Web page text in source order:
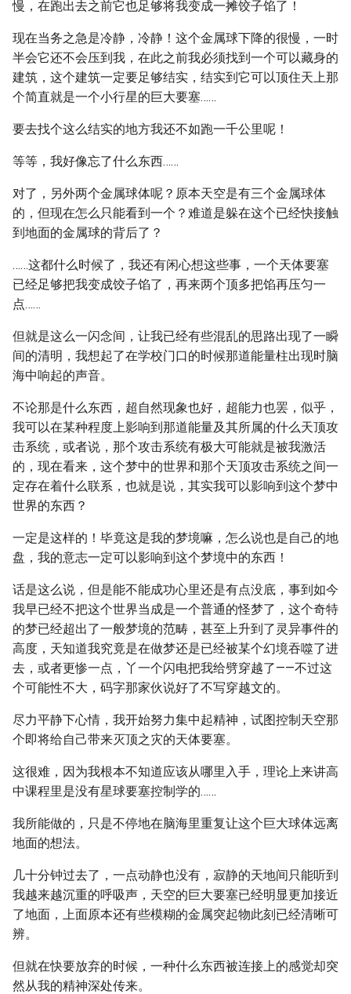
慢，在跑出去之前它也足够将我变成一摊饺子馅了！
现在当务之急是冷静，冷静！这个金属球下降的很慢，一时
半会它还不会压到我，在此之前我必须找到一个可以藏身的
建筑，这个建筑一定要足够结实，结实到它可以顶住天上那
个简直就是一个小行星的巨大要塞……
要去找个这么结实的地方我还不如跑一千公里呢！
等等，我好像忘了什么东西……
对了，另外两个金属球体呢？原本天空是有三个金属球体
的，但现在怎么只能看到一个？难道是躲在这个已经快接触
到地面的金属球的背后了？
……这都什么时候了，我还有闲心想这些事，一个天体要塞
已经足够把我变成饺子馅了，再来两个顶多把馅再压匀一
点……
但就是这么一闪念间，让我已经有些混乱的思路出现了一瞬
间的清明，我想起了在学校门口的时候那道能量柱出现时脑
海中响起的声音。
不论那是什么东西，超自然现象也好，超能力也罢，似乎，
我可以在某种程度上影响到那道能量及其所属的什么天顶攻
击系统，或者说，那个攻击系统有极大可能就是被我激活
的，现在看来，这个梦中的世界和那个天顶攻击系统之间一
定存在着什么联系，也就是说，其实我可以影响到这个梦中
世界的东西？
一定是这样的！毕竟这是我的梦境嘛，怎么说也是自己的地
盘，我的意志一定可以影响到这个梦境中的东西！
话是这么说，但是能不能成功心里还是有点没底，事到如今
我早已经不把这个世界当成是一个普通的怪梦了，这个奇特
的梦已经超出了一般梦境的范畴，甚至上升到了灵异事件的
高度，天知道我究竟是在做梦还是已经被某个幻境吞噬了进
去，或者更惨一点，丫一个闪电把我给劈穿越了——不过这
个可能性不大，码字那家伙说好了不写穿越文的。
尽力平静下心情，我开始努力集中起精神，试图控制天空那
个即将给自己带来灭顶之灾的天体要塞。
这很难，因为我根本不知道应该从哪里入手，理论上来讲高
中课程里是没有星球要塞控制学的……
我所能做的，只是不停地在脑海里重复让这个巨大球体远离
地面的想法。
几十分钟过去了，一点动静也没有，寂静的天地间只能听到
我越来越沉重的呼吸声，天空的巨大要塞已经明显更加接近
了地面，上面原本还有些模糊的金属突起物此刻已经清晰可
辨。
但就在快要放弃的时候，一种什么东西被连接上的感觉却突
然从我的精神深处传来。